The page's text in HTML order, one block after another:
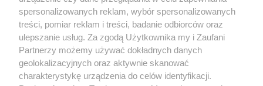
prawnie.
spersonalizowanych reklam, wybór spersonalizowanych
treści, pomiar reklam i treści, badanie odbiorców oraz
ulepszanie usług. Za zgodą Użytkownika my i Zaufani
Partnerzy możemy używać dokładnych danych
geolokalizacyjnych oraz aktywnie skanować
charakterystykę urządzenia do celów identyfikacji.